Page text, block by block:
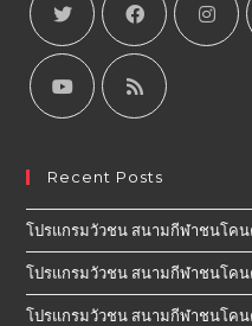
Recent Posts
โปรแกรมวัวชน สนามกีฬาชนโคน
โปรแกรมวัวชน สนามกีฬาชนโคน
โปรแกรมวัวชน สนามกีฬาชนโคน